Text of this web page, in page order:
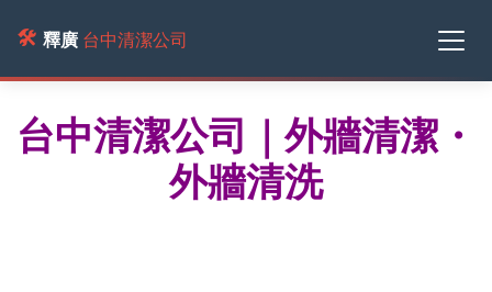
🛠️ 釋廣 台中清潔公司
台中清潔公司｜外牆清潔・
外牆清洗